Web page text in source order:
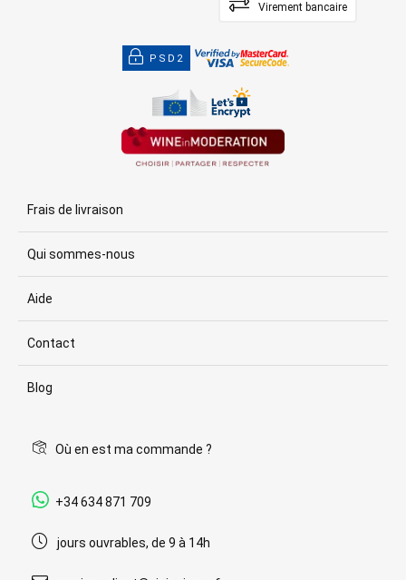
Virement bancaire
PSD2
Frais de livraison
Qui sommes-nous
Aide
Contact
Blog
Où en est ma commande ?
+34 634 871 709
jours ouvrables, de 9 à 14h